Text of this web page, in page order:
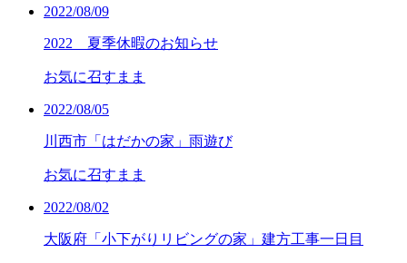
2022/08/09
2022 夏季休暇のお知らせ
お気に召すまま
2022/08/05
川西市「はだかの家」雨遊び
お気に召すまま
2022/08/02
大阪府「小下がりリビングの家」建方工事一日目